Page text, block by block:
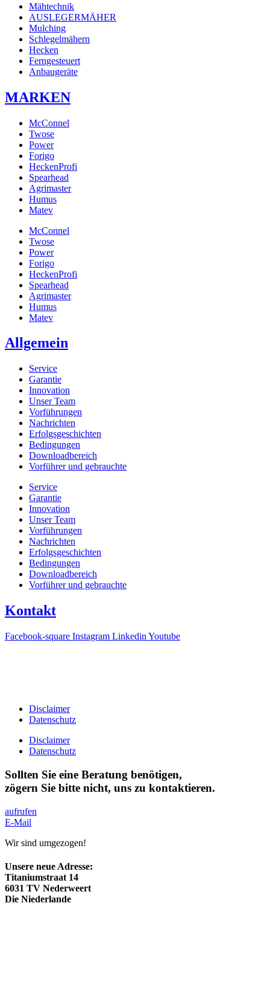
Mähtechnik
AUSLEGERMÄHER
Mulching
Schlegelmähern
Hecken
Ferngesteuert
Anbaugeräte
MARKEN
McConnel
Twose
Power
Forigo
HeckenProfi
Spearhead
Agrimaster
Humus
Matev
McConnel
Twose
Power
Forigo
HeckenProfi
Spearhead
Agrimaster
Humus
Matev
Allgemein
Service
Garantie
Innovation
Unser Team
Vorführungen
Nachrichten
Erfolgsgeschichten
Bedingungen
Downloadbereich
Vorführer und gebrauchte
Service
Garantie
Innovation
Unser Team
Vorführungen
Nachrichten
Erfolgsgeschichten
Bedingungen
Downloadbereich
Vorführer und gebrauchte
Kontakt
Facebook-square Instagram Linkedin Youtube
Disclaimer
Datenschutz
Disclaimer
Datenschutz
Sollten Sie eine Beratung benötigen,
zögern Sie bitte nicht, uns zu kontaktieren.
aufrufen
E-Mail
Wir sind umgezogen!
Unsere neue Adresse:
Titaniumstraat 14
6031 TV Nederweert
Die Niederlande